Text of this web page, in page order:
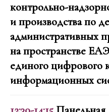
контрольно-
и производства по
административных
на пространстве
единого цифрового
информационных